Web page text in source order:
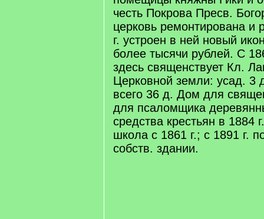
честь Покрова Пресв.
церковь ремонтирована и
г. устроен в ней новый
более тысячи рублей. С
здесь священствует Кл.
Церковной земли: усад. 3
всего 36 д. Дом для
для псаломщика
средства крестьян в 1884
школа с 1861 г.; с 1891 г.
собств. здании.